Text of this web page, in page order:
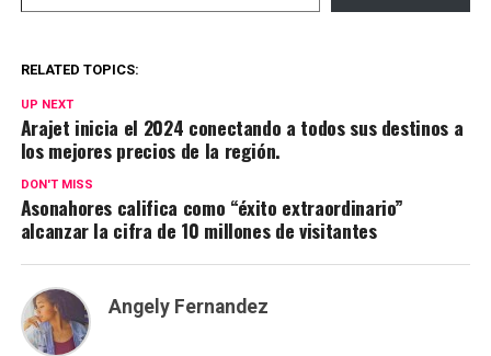
RELATED TOPICS:
UP NEXT
Arajet inicia el 2024 conectando a todos sus destinos a
los mejores precios de la región.
DON'T MISS
Asonahores califica como “éxito extraordinario”
alcanzar la cifra de 10 millones de visitantes
Angely Fernandez